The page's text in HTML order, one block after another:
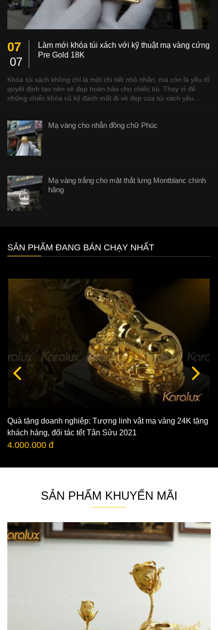
07
07
Làm mới khóa túi xách với kỹ thuật mạ vàng cứng
Pre Gold 18K
Khóa túi xách không chỉ là một chi tiết nhỏ nhắn, mà còn là yếu tố
quyết định tạo nên vẻ đẹp hoàn hảo cho chiếc túi. Thay vì để
những chiếc khóa cũ kỹ đánh mất đi vẻ đẹp của túi xách yêu…
Mạ vàng cho nhẫn đồng chữ Phúc
Mạ vàng trắng cho mặt thắt lưng Montblanc chính
hãng
SẢN PHẨM ĐANG BÁN CHẠY NHẤT
Quà tặng doanh nghiệp: Tượng linh vật mạ vàng 24K tặng
khách hàng, đối tác tết Tân Sửu 2021
4.000.000 đ
SẢN PHẨM KHUYẾN MÃI